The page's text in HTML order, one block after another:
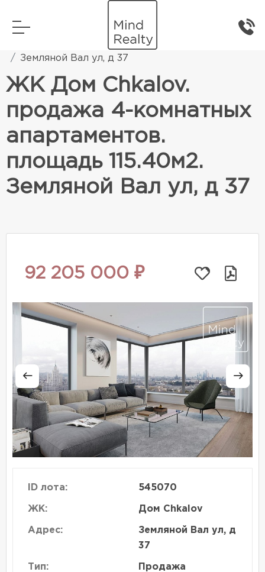
Элитная жилая недвижимость
Земляной Вал ул, д 37
ЖК Дом Chkalov.
продажа 4-комнатных
апартаментов.
площадь 115.40м2.
Земляной Вал ул, д 37
92 205 000 ₽
ID лота: 545070
ЖК: Дом Chkalov
Адрес:
Земляной Вал ул, д
37
Тип: Продажа